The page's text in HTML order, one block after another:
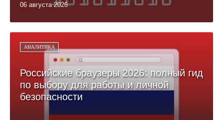
06 августа 2026
АНАЛИТИКА
Российские браузеры 2026: полный гид
по выбору для работы и личной
безопасности